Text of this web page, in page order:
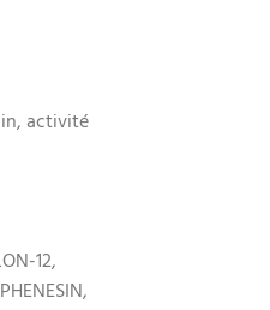
activité
12,